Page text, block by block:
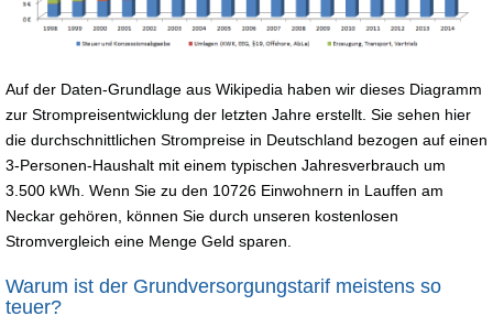
Auf der Daten-Grundlage aus Wikipedia haben wir dieses Diagramm
zur Strompreisentwicklung der letzten Jahre erstellt. Sie sehen hier
die durchschnittlichen Strompreise in Deutschland bezogen auf einen
3-Personen-Haushalt mit einem typischen Jahresverbrauch um
3.500 kWh. Wenn Sie zu den 10726 Einwohnern in Lauffen am
Neckar gehören, können Sie durch unseren kostenlosen
Stromvergleich eine Menge Geld sparen.
Warum ist der Grundversorgungstarif meistens so
teuer?